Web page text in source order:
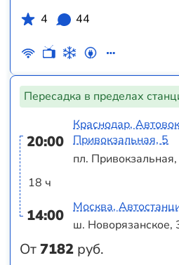
4
44
Пересадка в пределах
20:00
18 ч
14:00
От7182 руб.
Краснодар,
Привокзальная, 5
пл.
Москва,
ш. Новорязанское,